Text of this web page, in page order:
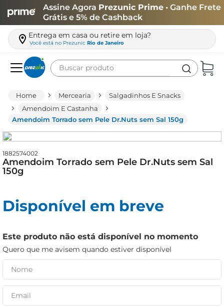
Assine Agora Prezunic Prime • Ganhe Frete
Grátis e 5% de Cashback
Entrega em casa ou retire em loja?
Você está no Prezunic Rio de Janeiro
Buscar produto
Mercearia
Salgadinhos E Snacks
Amendoim E Castanha
Amendoim Torrado sem Pele Dr.Nuts sem Sal 150g
1882574002
Amendoim Torrado sem Pele Dr.Nuts sem Sal
150g
Disponível em breve
Este produto não está disponível no momento
Quero que me avisem quando estiver disponível
leite
queijo
arroz
azeite
papel higiênico
cerveja